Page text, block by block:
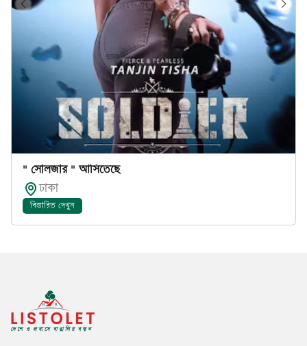
" সোলজার " আসিতেছে
ঢাকা
বিস্তারিত দেখুন